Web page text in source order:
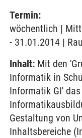
Termin:
wöchentlich |
- 31.01.2014 |
Inhalt: Mit den
Informatik in
Informatik GI'
Gestaltung von
Inhaltsbereiche